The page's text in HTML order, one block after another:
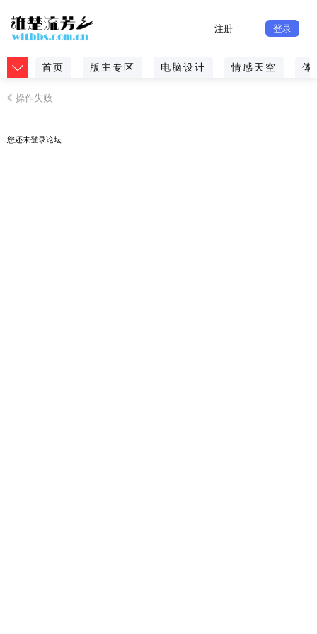
注册 登录
首页 版主专区 电脑设计 情感天空 体
操作失败
您还未登录论坛